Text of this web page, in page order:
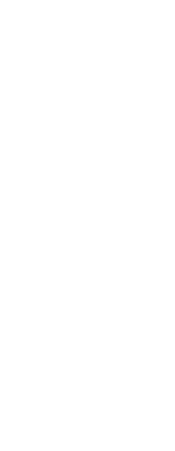
w nowej karcie
karcie
karcie